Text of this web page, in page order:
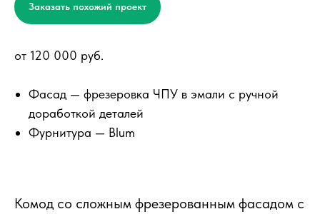
Заказать похожий проект
от 120 000 руб.
Фасад — фрезеровка ЧПУ в эмали с ручной
доработкой деталей
Фурнитура — Blum
Комод со сложным фрезерованным фасадом с